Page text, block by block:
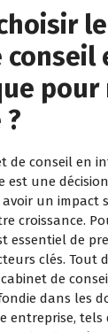
pour
de conseil en
est une
un impact
croissance.
essentiel de
clés. Tout
de
dans les
entreprise, tels